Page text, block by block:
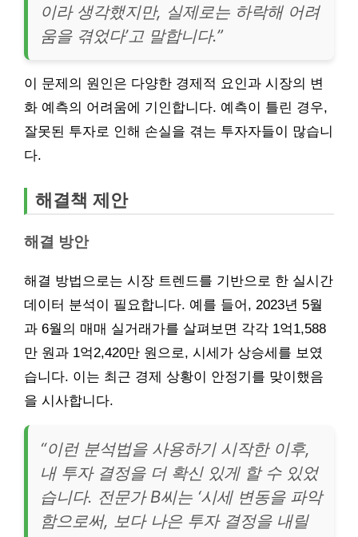
이라 생각했지만, 실제로는 하락해 어려
움을 겪었다’고 말합니다.”
이 문제의 원인은 다양한 경제적 요인과 시장의 변
화 예측의 어려움에 기인합니다. 예측이 틀린 경우,
잘못된 투자로 인해 손실을 겪는 투자자들이 많습니
다.
해결책 제안
해결 방안
해결 방법으로는 시장 트렌드를 기반으로 한 실시간
데이터 분석이 필요합니다. 예를 들어, 2023년 5월
과 6월의 매매 실거래가를 살펴보면 각각 1억1,588
만 원과 1억2,420만 원으로, 시세가 상승세를 보였
습니다. 이는 최근 경제 상황이 안정기를 맞이했음
을 시사합니다.
“이런 분석법을 사용하기 시작한 이후,
내 투자 결정을 더 확신 있게 할 수 있었
습니다. 전문가 B씨는 ‘시세 변동을 파악
함으로써, 보다 나은 투자 결정을 내릴